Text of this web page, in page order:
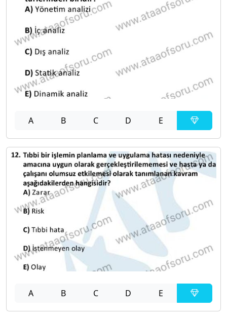
A B C D E
A B C D E